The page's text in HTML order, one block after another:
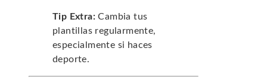
Tip Extra: Cambia tus
plantillas regularmente,
especialmente si haces
deporte.